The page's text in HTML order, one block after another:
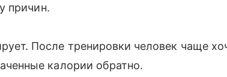
причин.
После тренировки человек чаще
калории обратно.